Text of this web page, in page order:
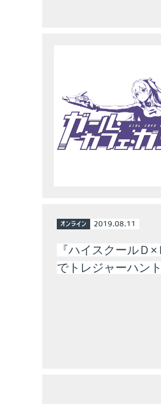
オンライン 2019.08.11
『ハイスクールＤ
でトレジャーハン